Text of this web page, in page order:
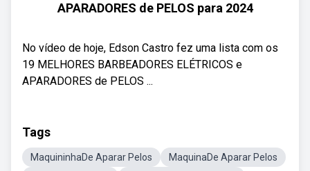
APARADORES de PELOS para 2024
No vídeo de hoje, Edson Castro fez uma lista com os
19 MELHORES BARBEADORES ELÉTRICOS e
APARADORES de PELOS ...
Tags
MaquininhaDe Aparar Pelos MaquinaDe Aparar Pelos